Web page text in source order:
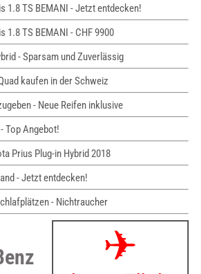
1.8 TS BEMANI - Jetzt entdecken!
1.8 TS BEMANI - CHF 9900
- Sparsam und Zuverlässig
kaufen in der Schweiz
- Neue Reifen inklusive
Top Angebot!
Prius Plug-in Hybrid 2018
- Jetzt entdecken!
- Nichtraucher